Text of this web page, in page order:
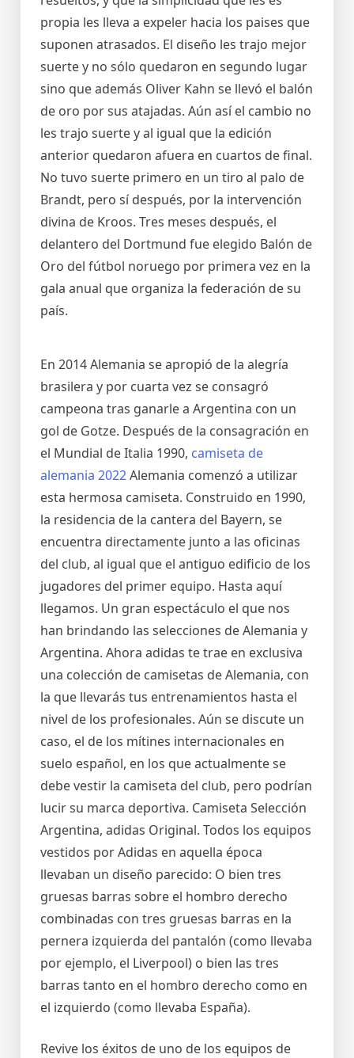
propia les lleva a expeler hacia los paises que
suponen atrasados. El diseño les trajo mejor
suerte y no sólo quedaron en segundo lugar
sino que además Oliver Kahn se llevó el balón
de oro por sus atajadas. Aún así el cambio no
les trajo suerte y al igual que la edición
anterior quedaron afuera en cuartos de final.
No tuvo suerte primero en un tiro al palo de
Brandt, pero sí después, por la intervención
divina de Kroos. Tres meses después, el
delantero del Dortmund fue elegido Balón de
Oro del fútbol noruego por primera vez en la
gala anual que organiza la federación de su
país.
En 2014 Alemania se apropió de la alegría
brasilera y por cuarta vez se consagró
campeona tras ganarle a Argentina con un
gol de Gotze. Después de la consagración en
el Mundial de Italia 1990, camiseta de
alemania 2022Alemania comenzó a utilizar
esta hermosa camiseta. Construido en 1990,
la residencia de la cantera del Bayern, se
encuentra directamente junto a las oficinas
del club, al igual que el antiguo edificio de los
jugadores del primer equipo. Hasta aquí
llegamos. Un gran espectáculo el que nos
han brindando las selecciones de Alemania y
Argentina. Ahora adidas te trae en exclusiva
una colección de camisetas de Alemania, con
la que llevarás tus entrenamientos hasta el
nivel de los profesionales. Aún se discute un
caso, el de los mítines internacionales en
suelo español, en los que actualmente se
debe vestir la camiseta del club, pero podrían
lucir su marca deportiva. Camiseta Selección
Argentina, adidas Original. Todos los equipos
vestidos por Adidas en aquella época
llevaban un diseño parecido: O bien tres
gruesas barras sobre el hombro derecho
combinadas con tres gruesas barras en la
pernera izquierda del pantalón (como llevaba
por ejemplo, el Liverpool) o bien las tres
barras tanto en el hombro derecho como en
el izquierdo (como llevaba España).
Revive los éxitos de uno de los equipos de